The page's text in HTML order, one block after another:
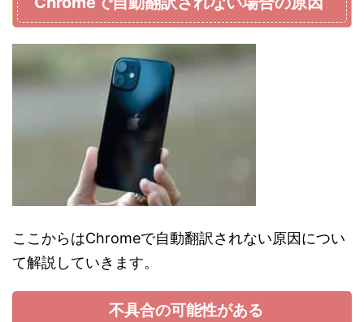
ここからはChromeで自動翻訳されない原因につい
て解説していきます。
不具合の可能性がある